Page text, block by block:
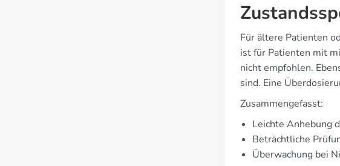
Für ältere Patienten
ist für Patienten mit
nicht empfohlen.
sind. Eine
Zusammengefasst:
Leichte Anhebung
Beträchtliche
Überwachung bei